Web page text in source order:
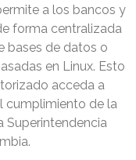
a los bancos y
forma centralizada
bases de datos o
en Linux. Esto
acceda a
cumplimiento de la
Superintendencia